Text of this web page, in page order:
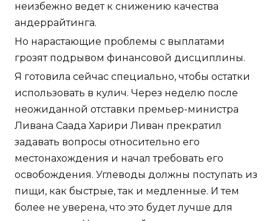
неизбежно ведет к снижению качества
андеррайтинга.
Но нарастающие проблемы с выплатами
грозят подрывом финансовой дисциплины.
Я готовила сейчас специально, чтобы остатки
использовать в кулич. Через неделю после
неожиданной отставки премьер-министра
Ливана Саада Харири Ливан прекратил
задавать вопросы относительно его
местонахождения и начал требовать его
освобождения. Углеводы должны поступать из
пищи, как быстрые, так и медленные. И тем
более не уверена, что это будет лучше для